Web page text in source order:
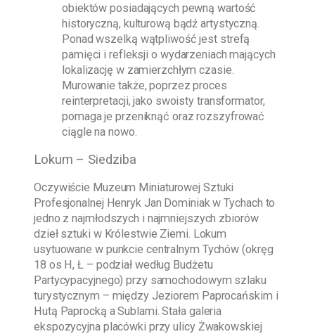
obiektów posiadających pewną wartość
historyczną, kulturową bądź artystyczną.
Ponad wszelką wątpliwość jest strefą
pamięci i refleksji o wydarzeniach mających
lokalizację w zamierzchłym czasie.
Murowanie także, poprzez proces
reinterpretacji, jako swoisty transformator,
pomaga je przeniknąć oraz rozszyfrować
ciągle na nowo.
Lokum – Siedziba
Oczywiście Muzeum Miniaturowej Sztuki
Profesjonalnej Henryk Jan Dominiak w Tychach to
jedno z najmłodszych i najmniejszych zbiorów
dzieł sztuki w Królestwie Ziemi. Lokum
usytuowane w punkcie centralnym Tychów (okręg
18 os H, Ł – podział według Budżetu
Partycypacyjnego) przy samochodowym szlaku
turystycznym – między Jeziorem Paprocańskim i
Hutą Paprocką a Sublami. Stała galeria
ekspozycyjna placówki przy ulicy Żwakowskiej